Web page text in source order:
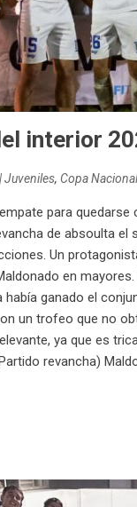
interior
Juveniles, Copa
para
de absoulta el
Un
en
había ganado el
un trofeo que no
ya que es
revancha)